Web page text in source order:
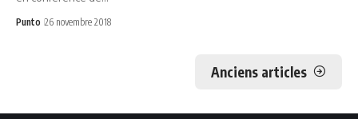
Punto 26 novembre 2018
Anciens articles